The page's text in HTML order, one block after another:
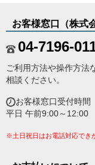
お客様窓口（株式
04-7196-
ご利用方法や操作方法
相談ください。
お客様窓口受付時間
平日 午前9:00～12:00
※土日祝日はお電話対応でき